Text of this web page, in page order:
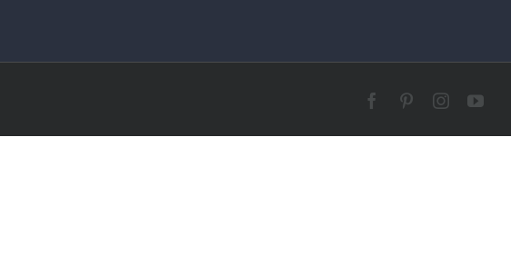
FacebookPinterest